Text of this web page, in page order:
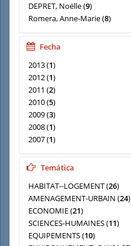
DEPRET, Noëlle(9)
Romera, Anne-Marie(8)
RAGU, Denise
Fecha
2013(1)
2012(1)
2011 (2)
2010(5)
2009(3)
2008(1)
2007(1)
2003(1)
Temática
HABITAT--LOGEMENT(26)
AMENAGEMENT-URBAIN (24)
ECONOMIE(21)
SCIENCES-HUMAINES(11)
EQUIPEMENTS(10)